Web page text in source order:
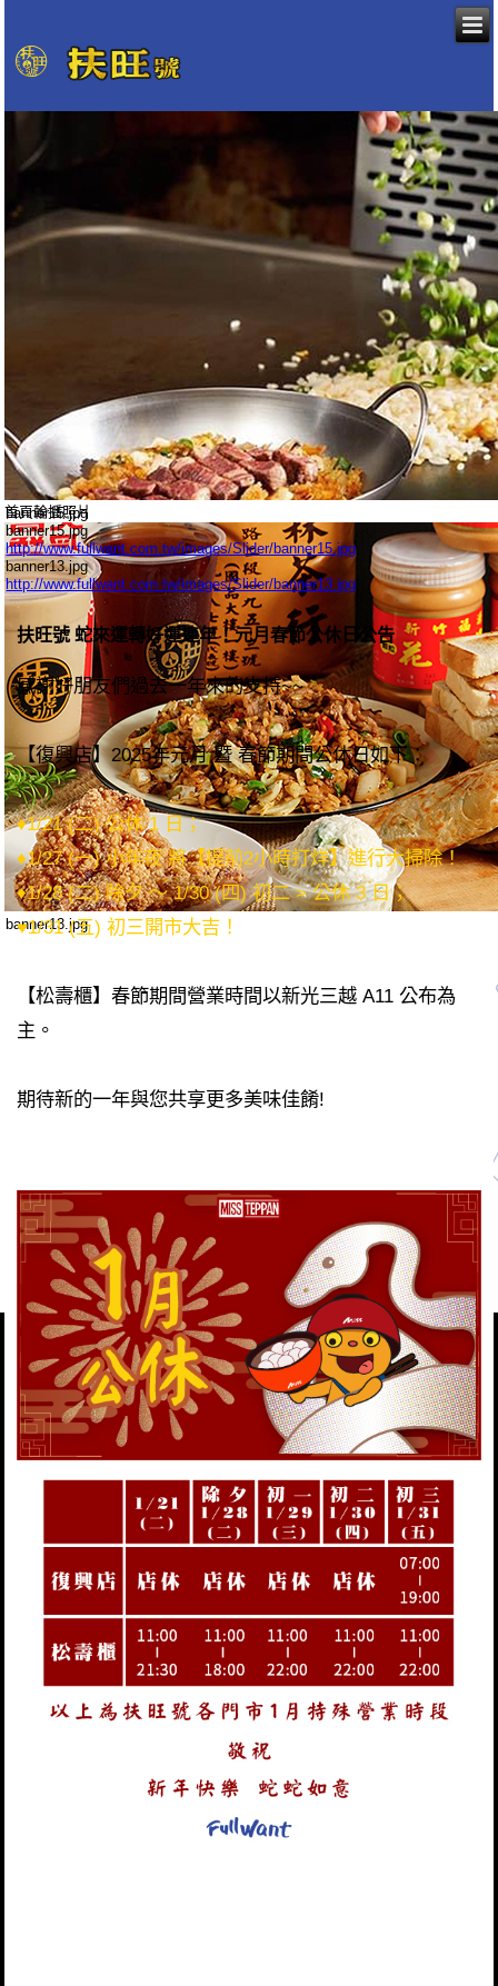
banner15.jpg
banner13.jpg
首頁輪播照片
banner15.jpg
http://www.fullwant.com.tw/images/Slider/banner15.jpg
banner13.jpg
http://www.fullwant.com.tw/images/Slider/banner13.jpg
扶旺號 蛇來運轉好運連年！元月春節公休日公告
感謝好朋友們過去一年來的支持~~
【復興店】2025年元月 暨 春節期間公休日如下：
♦1/21 (二) 公休 1 日；
♦1/27 (一) 小年夜 將【提前2小時打烊】進行大掃除！
♦1/28 (二) 除夕 ～ 1/30 (四) 初二 > 公休 3 日；
♥1/31 (五) 初三開市大吉！
【松壽櫃】春節期間營業時間以新光三越 A11 公布為
主。
期待新的一年與您共享更多美味佳餚!